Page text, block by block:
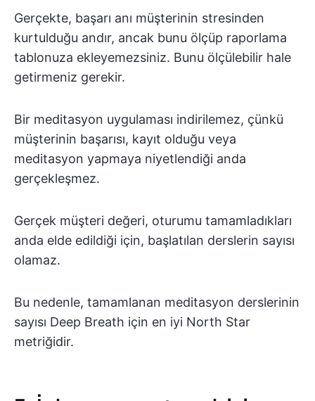
Gerçekte, başarı anı müşterinin stresinden
kurtulduğu andır, ancak bunu ölçüp raporlama
tablonuza ekleyemezsiniz. Bunu ölçülebilir hale
getirmeniz gerekir.
Bir meditasyon uygulaması indirilemez, çünkü
müşterinin başarısı, kayıt olduğu veya
meditasyon yapmaya niyetlendiği anda
gerçekleşmez.
Gerçek müşteri değeri, oturumu tamamladıkları
anda elde edildiği için, başlatılan derslerin sayısı
olamaz.
Bu nedenle, tamamlanan meditasyon derslerinin
sayısı Deep Breath için en iyi North Star
metriğidir.